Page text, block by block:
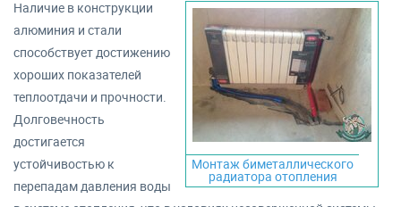
Монтаж биметаллического
радиатора отопления
Наличие в конструкции
алюминия и стали
способствует достижению
хороших показателей
теплоотдачи и прочности.
Долговечность
достигается
устойчивостью к
перепадам давления воды